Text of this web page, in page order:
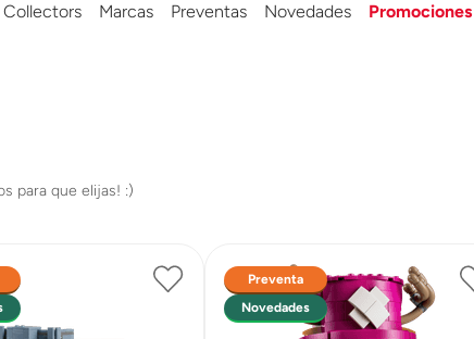
Collectors Marcas Preventas Novedades Promociones
Preventa
Novedades